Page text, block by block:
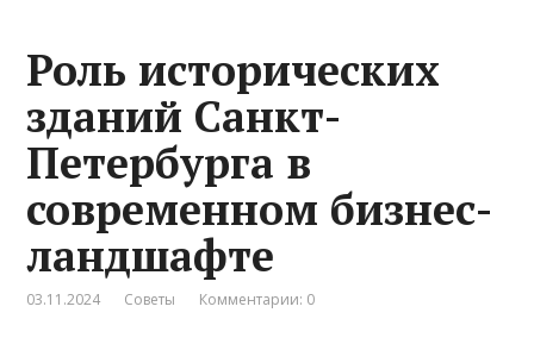
Роль исторических
зданий Санкт-
Петербурга в
современном бизнес-
ландшафте
03.11.2024 Советы Комментарии: 0